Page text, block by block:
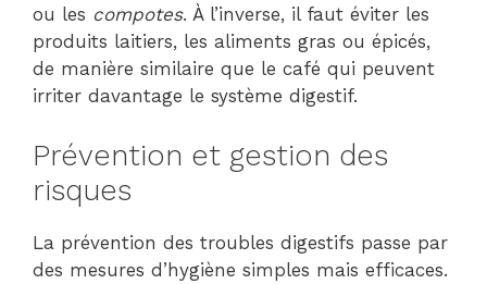
ou les compotes. À l’inverse, il faut éviter les
produits laitiers, les aliments gras ou épicés,
de manière similaire que le café qui peuvent
irriter davantage le système digestif.
Prévention et gestion des
risques
La prévention des troubles digestifs passe par
des mesures d’hygiène simples mais efficaces.